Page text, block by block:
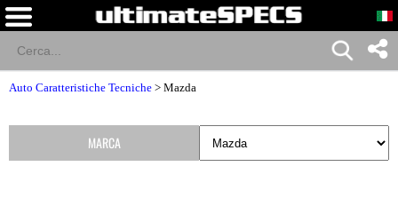
Auto Caratteristiche Tecniche > Mazda
MARCA